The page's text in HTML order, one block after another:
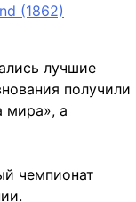
лучшие
получили
мира», а
чемпионат